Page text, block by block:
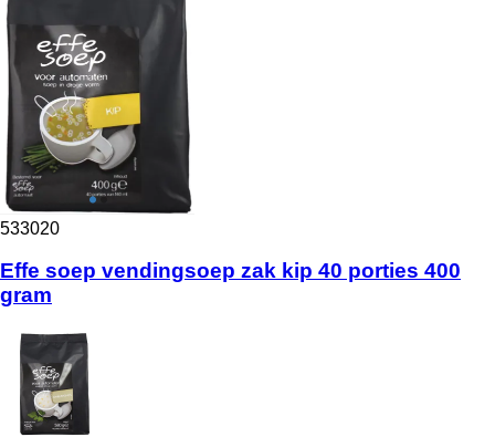
533020
Effe soep vendingsoep zak kip 40 porties 400
gram